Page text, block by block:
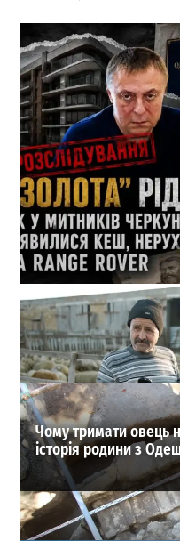
Кеш і Range Rover від
отримала родина 1-го
21-07-2026 в 11:08
ВИБІР РЕДАКЦІЇ
Чому тримати овець
історія родини з